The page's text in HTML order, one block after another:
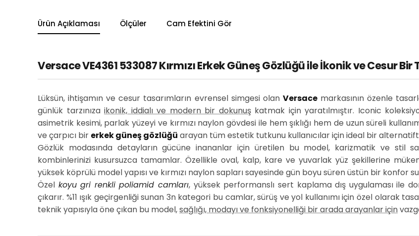
Ürün Açıklaması Ölçüler Cam Efektini Gör
Versace VE4361 533087 Kırmızı Erkek Güneş Gözlüğü ile İkonik ve Cesur
Lüksün, ihtişamın ve cesur tasarımların evrensel simgesi olan Versace markasının özenle
günlük tarzınıza ikonik, iddialı ve modern bir dokunuşkatmak için yaratılmıştır. Iconic
asimetrik kesimi, parlak yüzeyi ve kırmızı naylon gövdesi ile hem şıklığı hem de uzun süreli
ve çarpıcı bir erkek güneş gözlüğü arayan tüm estetik tutkunu kullanıcılar için ideal bir
Gözlük modasında detayların gücüne inananlar için üretilen bu model, karizmatik ve stil
kombinlerinizi kusursuzca tamamlar. Özellikle oval, kalp, kare ve yuvarlak yüz şekillerine
yüksek köprülü model yapısı ve kırmızı naylon sapları sayesinde gün boyu süren üstün bir konfor
Özel koyu gri renkli poliamid camları, yüksek performanslı sert kaplama dış uygulaması ile
çıkarır. %11 ışık geçirgenliği sunan 3n kategori bu camlar, sürüş ve yol kullanımı için özel olarak
teknik yapısıyla öne çıkan bu model,sağlığı, modayı ve fonksiyonelliği bir arada arayanlar için